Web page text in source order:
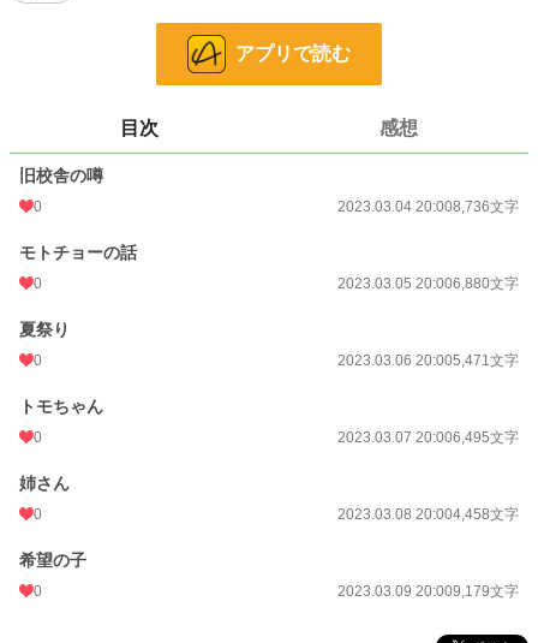
の瞬発力はピカイチ。態度はデカいがビビり。
大夢………辰彦の親友。勉強が得意な大人しい少年。オカルトが三度の飯より好
きで、幽霊探しの言い出しっぺ。
なっており、自分の名前もどうして死んだかも、生きていた頃何をしていたかも
忘れてしまった。どうやら戦時中に亡くなったらしい。
トモちゃん…ユウコさんの一番下の弟。ユウコさんによると、いつもお腹を空か
せて泣いていた。ユウコさんは自分のことを忘れてもなお「トモちゃん」が心配
で成仏できずにいた。
モトチョー…辰彦たちの通う小学校の先代校長。「元校長先生」を略して「モト
ひいじいちゃん…辰彦のひいじいちゃん。戦時中兵隊に取られ、南の島で餓死し
ついた。お盆になると帰ってくる。
落ちたことで亡くなっており、両親に気づいてもらえない寂しさから声をかけて
小説
ホラー
お気に入り
24h.ポイント
アプリで読む
目次 感想
旧校舎の噂
0 2023.03.04 20:008,736文字
モトチョーの話
0 2023.03.05 20:006,880文字
夏祭り
0 2023.03.06 20:005,471文字
トモちゃん
0 2023.03.07 20:006,495文字
姉さん
0 2023.03.08 20:004,458文字
希望の子
0 2023.03.09 20:009,179文字